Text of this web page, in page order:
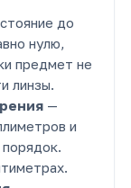
до
нулю,
предмет не
линзы.
—
и